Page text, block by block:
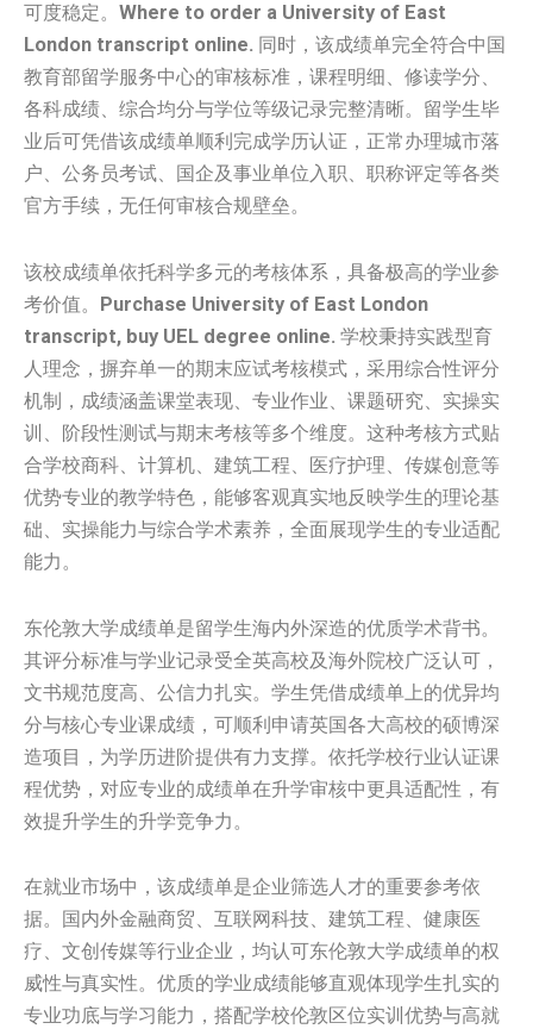
可度稳定。 Where to order a University of East
London transcript online. 同时，该成绩单完全符合中国
教育部留学服务中心的审核标准，课程明细、修读学分、
各科成绩、综合均分与学位等级记录完整清晰。留学生毕
业后可凭借该成绩单顺利完成学历认证，正常办理城市落
户、公务员考试、国企及事业单位入职、职称评定等各类
官方手续，无任何审核合规壁垒。
该校成绩单依托科学多元的考核体系，具备极高的学业参
考价值。 Purchase University of East London
transcript, buy UEL degree online. 学校秉持实践型育
人理念，摒弃单一的期末应试考核模式，采用综合性评分
机制，成绩涵盖课堂表现、专业作业、课题研究、实操实
训、阶段性测试与期末考核等多个维度。这种考核方式贴
合学校商科、计算机、建筑工程、医疗护理、传媒创意等
优势专业的教学特色，能够客观真实地反映学生的理论基
础、实操能力与综合学术素养，全面展现学生的专业适配
能力。
东伦敦大学成绩单是留学生海内外深造的优质学术背书。
其评分标准与学业记录受全英高校及海外院校广泛认可，
文书规范度高、公信力扎实。学生凭借成绩单上的优异均
分与核心专业课成绩，可顺利申请英国各大高校的硕博深
造项目，为学历进阶提供有力支撑。依托学校行业认证课
程优势，对应专业的成绩单在升学审核中更具适配性，有
效提升学生的升学竞争力。
在就业市场中，该成绩单是企业筛选人才的重要参考依
据。国内外金融商贸、互联网科技、建筑工程、健康医
疗、文创传媒等行业企业，均认可东伦敦大学成绩单的权
威性与真实性。优质的学业成绩能够直观体现学生扎实的
专业功底与学习能力，搭配学校伦敦区位实训优势与高就